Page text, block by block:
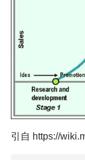
引自 https://